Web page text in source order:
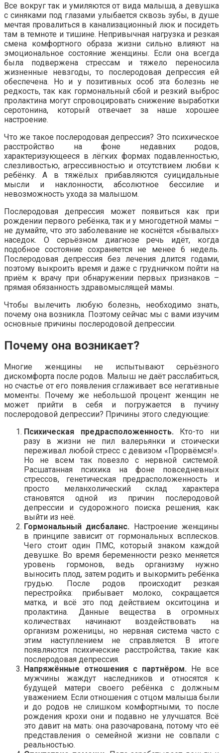
Все вокруг так и умиляются от вида малыша, а девушка
с синяками под глазами улыбается сквозь зубы, в душе
мечтая провалиться в канализационный люк и посидеть
там в темноте и тишине. Непривычная нагрузка и резкая
смена комфортного образа жизни сильно влияют на
эмоциональное состояние женщины. Если она всегда
была подвержена стрессам и тяжело переносила
жизненные невзгоды, то послеродовая депрессия ей
обеспечена. Но и у позитивных особ эта болезнь не
редкость, так как гормональный сбой и резкий выброс
пролактина могут спровоцировать снижение выработки
серотонина, который отвечает за наше хорошее
настроение.
Что же такое послеродовая депрессия? Это психическое
расстройство на фоне недавних родов,
характеризующееся в лёгких формах подавленностью,
слезливостью, агрессивностью и отсутствием любви к
ребёнку. А в тяжёлых прибавляются суицидальные
мысли и наклонности, абсолютное бессилие и
невозможность ухода за малышом.
Послеродовая депрессия может появиться как при
рождении первого ребёнка, так и у многодетной мамы –
не думайте, что это заболевание не коснётся «бывалых»
наседок. О серьёзном диагнозе речь идёт, когда
подобное состояние сохраняется не менее 6 недель.
Послеродовая депрессия без лечения длится годами,
поэтому выкроить время и даже с грудничком пойти на
приём к врачу при обнаружении первых признаков –
прямая обязанность здравомыслящей мамы.
Чтобы вылечить любую болезнь, необходимо знать,
почему она возникла. Поэтому сейчас мы с вами изучим
основные причины послеродовой депрессии.
Почему она возникает?
Многие женщины не испытывают серьёзного
дискомфорта после родов. Малыш не даёт расслабиться,
но счастье от его появления сглаживает все негативные
моменты. Почему же небольшой процент женщин не
может прийти в себя и погружается в пучину
послеродовой депрессии? Причины этого следующие:
Психическая предрасположенность.Кто-то ни
разу в жизни не пил валерьянки и стоически
переживал любой стресс с девизом «Прорвёмся!».
Но не всем так повезло с нервной системой.
Расшатанная психика на фоне повседневных
стрессов, генетическая предрасположенность и
просто меланхолический склад характера
становятся одной из причин послеродовой
депрессии и судорожного поиска решения, как
выйти из неё.
Гормональный дисбаланс. Настроение женщины
в принципе зависит от гормональных всплесков.
Чего стоит один ПМС, который знаком каждой
девушке. Во время беременности резко меняется
уровень гормонов, ведь организму нужно
выносить плод, затем родить и выкормить ребёнка
грудью. После родов происходит резкая
перестройка: прибывает молоко, сокращается
матка, и всё это под действием окситоцина и
пролактина. Данные вещества в огромных
количествах начинают воздействовать на
организм роженицы, но нервная система часто с
этим наступлением не справляется. В итоге
появляются психические расстройства, такие как
послеродовая депрессия.
Напряжённые отношения с партнёром. Не все
мужчины жаждут наследников и относятся к
будущей матери своего ребёнка с должным
уважением. Если отношения с отцом малыша были
и до родов не слишком комфортными, то после
рождения крохи они и подавно не улучшатся. Всё
это давит на мать: она разочарована, потому что её
представления о семейной жизни не совпали с
реальностью.